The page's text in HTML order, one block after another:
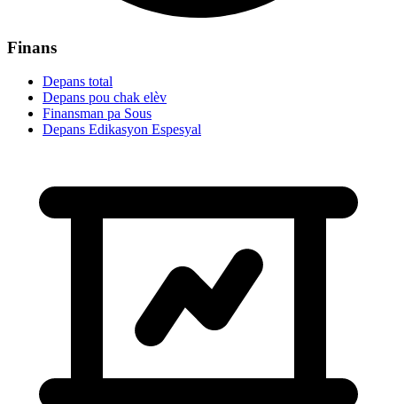
Finans
Depans total
Depans pou chak elèv
Finansman pa Sous
Depans Edikasyon Espesyal